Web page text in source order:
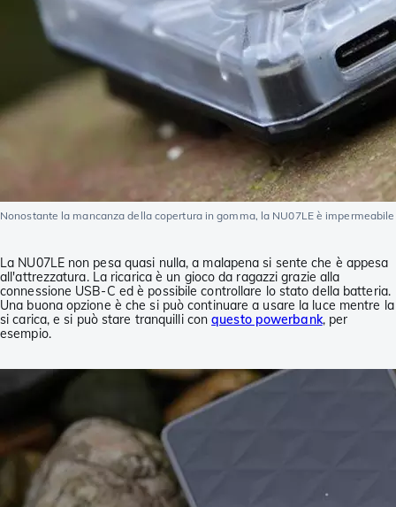
Nonostante la mancanza della copertura in gomma, la NU07LE è
La NU07LE non pesa quasi nulla, a malapena si sente che è appesa
all'attrezzatura. La ricarica è un gioco da ragazzi grazie alla
connessione USB-C ed è possibile controllare lo stato della batteria.
Una buona opzione è che si può continuare a usare la luce mentre la
si carica, e si può stare tranquilli conquesto powerbank, per
esempio.